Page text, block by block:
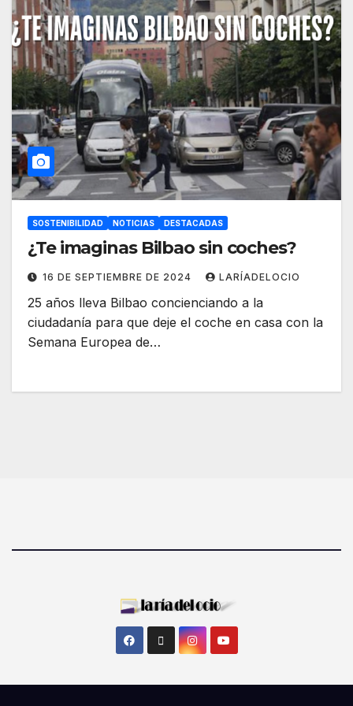
SOSTENIBILIDAD NOTICIAS DESTACADAS
¿Te imaginas Bilbao sin coches?
16 DE SEPTIEMBRE DE 2024 LARÍADELOCIO
25 años lleva Bilbao concienciando a la
ciudadanía para que deje el coche en casa con la
Semana Europea de…